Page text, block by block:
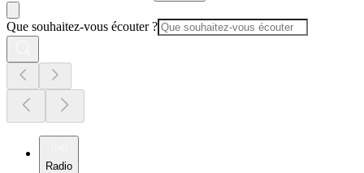
Que souhaitez-vous écouter ?
Radio